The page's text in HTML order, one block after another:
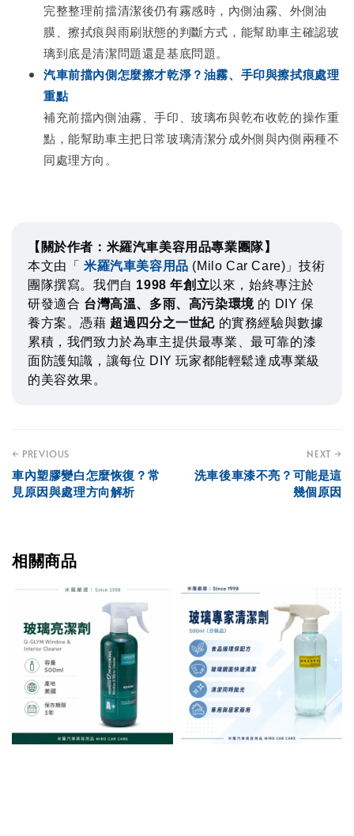
完整整理前擋清潔後仍有霧感時，內側油霧、外側油
膜、擦拭痕與雨刷狀態的判斷方式，能幫助車主確認玻
璃到底是清潔問題還是基底問題。
汽車前擋內側怎麼擦才乾淨？油霧、手印與擦拭痕處理
重點
補充前擋內側油霧、手印、玻璃布與乾布收乾的操作重
點，能幫助車主把日常玻璃清潔分成外側與內側兩種不
同處理方向。
【關於作者：米羅汽車美容用品專業團隊】
本文由「 米羅汽車美容用品 (Milo Car Care)」技術
團隊撰寫。我們自 1998 年創立 以來，始終專注於
研發適合 台灣高溫、多雨、高污染環境的 DIY 保
養方案。憑藉 超過四分之一世紀 的實務經驗與數據
累積，我們致力於為車主提供最專業、最可靠的漆
面防護知識，讓每位 DIY 玩家都能輕鬆達成專業級
的美容效果。
← PREVIOUS
車內塑膠變白怎麼恢復？常
見原因與處理方向解析
NEXT →
洗車後車漆不亮？可能是這
幾個原因
相關商品